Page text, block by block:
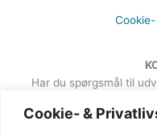
Cookie- &
Har du spørgsmål til
kan du gøre via